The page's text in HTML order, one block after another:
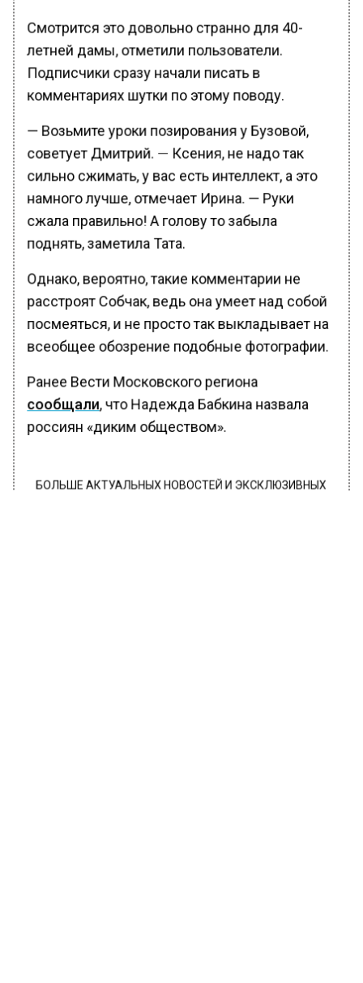
Смотрится это довольно странно для 40-
летней дамы, отметили пользователи.
Подписчики сразу начали писать в
комментариях шутки по этому поводу.
— Возьмите уроки позирования у Бузовой,
советует Дмитрий. — Ксения, не надо так
сильно сжимать, у вас есть интеллект, а это
намного лучше, отмечает Ирина. — Руки
сжала правильно! А голову то забыла
поднять, заметила Тата.
Однако, вероятно, такие комментарии не
расстроят Собчак, ведь она умеет над собой
посмеяться, и не просто так выкладывает на
всеобщее обозрение подобные фотографии.
Ранее Вести Московского региона
сообщали, что Надежда Бабкина назвала
россиян «диким обществом».
БОЛЬШЕ АКТУАЛЬНЫХ НОВОСТЕЙ И ЭКСКЛЮЗИВНЫХ